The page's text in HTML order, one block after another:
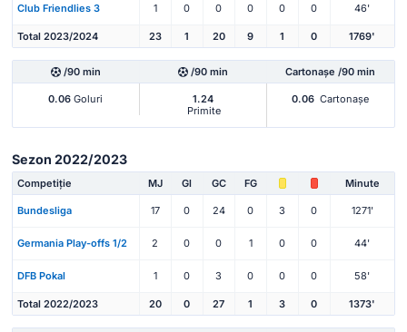
Club Friendlies 3 1 0 0 0 0 0 46'
Total 2023/2024 23 1 20 9 1 0 1769'
/90 min /90 min Cartonașe /90 min
0.06 Goluri
1.24
Primite
0.06 Cartonașe
Sezon 2022/2023
Competiție MJ Gl GC FG Minute
Bundesliga 17 0 24 0 3 0 1271'
Germania Play-offs 1/2 2 0 0 1 0 0 44'
DFB Pokal 1 0 3 0 0 0 58'
Total 2022/2023 20 0 27 1 3 0 1373'